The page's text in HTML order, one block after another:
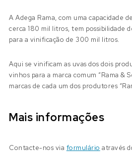
A Adega Rama, com uma capacidade
cerca 180 mil litros, tem possibilidade
para a vinificação de 300 mil litros.
Aqui se vinificam as uvas dos dois
vinhos para a marca comum “Rama &
marcas de cada um dos produtores
Mais informações
Contacte-nos via formulário através